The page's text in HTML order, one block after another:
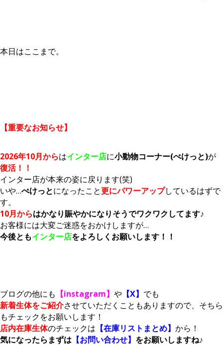
本日はここまで。
【重要なお知らせ】
2026年10月からはインター店に小動物コーナー(ぺけっと)が
復活！！
インター店が本来の姿に戻ります(笑)
いや…ぺけっとになったこと更にパワーアップしているはずで
す。
10月からはかなり賑やかになりそうでワクワクしてます♪
お客様には大変ご迷惑をおかけしますが…
今後ともインター店をよろしくお願いします！！
ブログの他にも 【instagram】 や 【X】 でも
新着生体をご紹介させていただくこともありますので、そちら
もチェックをお願いします！
店内在庫生体のチェックは 【在庫リストまとめ】 から！
気になったらまずは 【お問い合わせ】 をお願いしますね♪